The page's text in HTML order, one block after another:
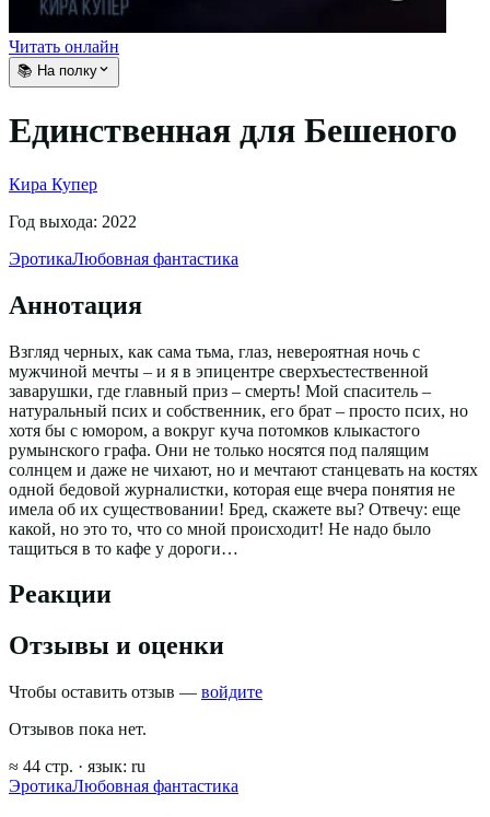
Читать онлайн
📚 На полку
Единственная для Бешеного
Кира Купер
Год выхода: 2022
ЭротикаЛюбовная фантастика
Аннотация
Взгляд черных, как сама тьма, глаз, невероятная ночь с
мужчиной мечты – и я в эпицентре сверхъестественной
заварушки, где главный приз – смерть! Мой спаситель –
натуральный псих и собственник, его брат – просто псих, но
хотя бы с юмором, а вокруг куча потомков клыкастого
румынского графа. Они не только носятся под палящим
солнцем и даже не чихают, но и мечтают станцевать на костях
одной бедовой журналистки, которая еще вчера понятия не
имела об их существовании! Бред, скажете вы? Отвечу: еще
какой, но это то, что со мной происходит! Не надо было
тащиться в то кафе у дороги…
Реакции
Отзывы и оценки
Чтобы оставить отзыв — войдите
Отзывов пока нет.
≈ 44 стр. · язык: ru
ЭротикаЛюбовная фантастика